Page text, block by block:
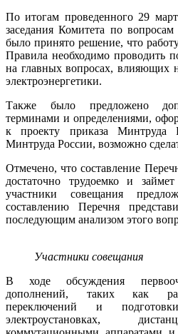
По итогам проведенного 29
заседания Комитета по
было принято решение, что
Правила необходимо проводить
на главных вопросах, влияющих
электроэнергетики.
Также было предложено
терминами и определениями,
к проекту приказа
Минтруда России, возможно
Отмечено, что составление
достаточно трудоемко и
участники совещания
составлению Перечня
последующим анализом этого
Участники совещания
В ходе обсуждения
дополнений, таких как
переключений и
электроустановках,